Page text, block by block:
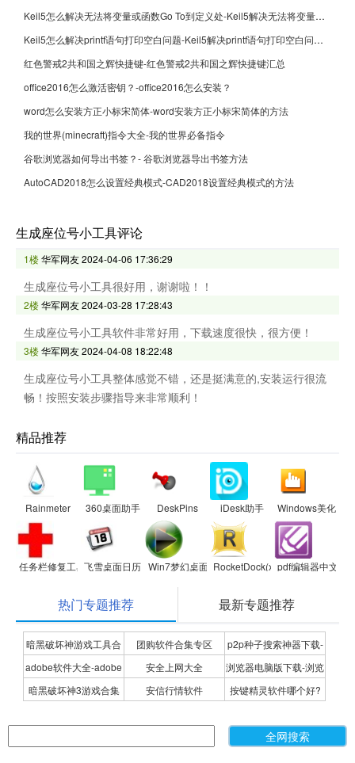
Keil5怎么解决无法将变量或函数Go To到定义处-Keil5解决无法将变量或函数Go To到定义处的方法
Keil5怎么解决printf语句打印空白问题-Keil5解决printf语句打印空白问题的方法
红色警戒2共和国之辉快捷键-红色警戒2共和国之辉快捷键汇总
office2016怎么激活密钥？-office2016怎么安装？
word怎么安装方正小标宋简体-word安装方正小标宋简体的方法
我的世界(minecraft)指令大全-我的世界必备指令
谷歌浏览器如何导出书签？- 谷歌浏览器导出书签方法
AutoCAD2018怎么设置经典模式-CAD2018设置经典模式的方法
生成座位号小工具评论
1楼华军网友2024-04-06 17:36:29
生成座位号小工具很好用，谢谢啦！！
2楼华军网友2024-03-28 17:28:43
生成座位号小工具软件非常好用，下载速度很快，很方便！
3楼华军网友2024-04-08 18:22:48
生成座位号小工具整体感觉不错，还是挺满意的,安装运行很流
畅！按照安装步骤指导来非常顺利！
精品推荐
Rainmeter 360桌面助手 DeskPins iDesk助手 Windows美化大师
任务栏修复工具飞雪桌面日历 Win7梦幻桌面 RocketDock(xp系统仿苹果任务
pdf编辑器中文版
热门专题推荐 最新专题推荐
暗黑破坏神游戏工具合
集
团购软件合集专区
p2p种子搜索神器下载-
P2P种子搜索神器专题
adobe软件大全-adobe
全系列软件下载-adobe
安全上网大全
浏览器电脑版下载-浏览
器下载合集
暗黑破坏神3游戏合集 安信行情软件
按键精灵软件哪个好?